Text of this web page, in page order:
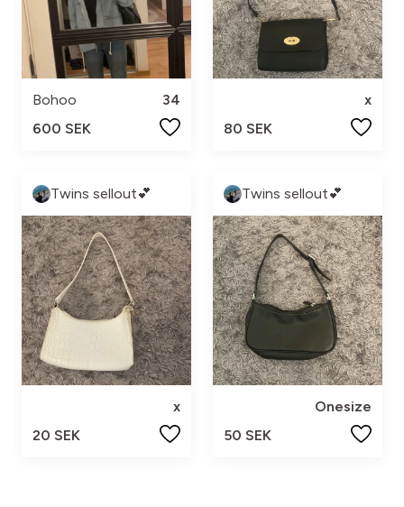
Bohoo
34
600 SEK
x
80 SEK
Twins sellout💕
x
20 SEK
Twins sellout💕
Onesize
50 SEK